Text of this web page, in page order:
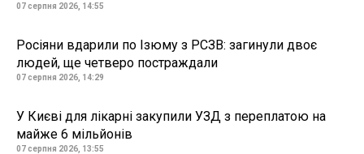
07 серпня 2026, 14:55
Росіяни вдарили по Ізюму з РСЗВ: загинули двоє
людей, ще четверо постраждали
07 серпня 2026, 14:29
У Києві для лікарні закупили УЗД з переплатою на
майже 6 мільйонів
07 серпня 2026, 13:55